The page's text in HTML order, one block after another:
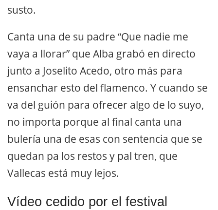
susto.
Canta una de su padre “Que nadie me
vaya a llorar” que Alba grabó en directo
junto a Joselito Acedo, otro más para
ensanchar esto del flamenco. Y cuando se
va del guión para ofrecer algo de lo suyo,
no importa porque al final canta una
bulería una de esas con sentencia que se
quedan pa los restos y pal tren, que
Vallecas está muy lejos.
Vídeo cedido por el festival